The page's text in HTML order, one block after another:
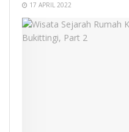
17 APRIL 2022